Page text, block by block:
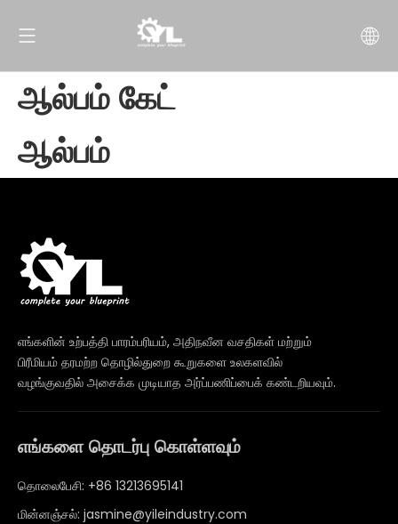
ஆல்பம் கேட்
ஆல்பம்
எங்களின் உற்பத்தி பாரம்பரியம், அதிநவீன வசதிகள் மற்றும்
பிரீமியம் தரமற்ற தொழில்துறை கூறுகளை உலகளவில்
வழங்குவதில் அசைக்க முடியாத அர்ப்பணிப்பைக் கண்டறியவும்.
எங்களை தொடர்பு கொள்ளவும்
தொலைபேசி: +86 13213695141
மின்னஞ்சல்: jasmine@yileindustry.com